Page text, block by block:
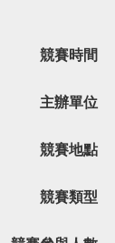
競賽時間
主辦單位
競賽地點
競賽類型